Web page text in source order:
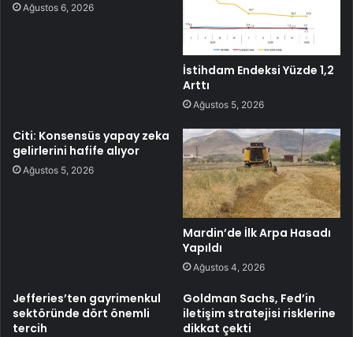
Ağustos 6, 2026
İstihdam Endeksi Yüzde 1,2
Arttı
Ağustos 5, 2026
Citi: Konsensüs yapay zeka
gelirlerini hafife alıyor
Ağustos 5, 2026
Mardin’de İlk Arpa Hasadı
Yapıldı
Ağustos 4, 2026
Jefferies’ten gayrimenkul
sektöründe dört önemli
tercih
Goldman Sachs, Fed’in
iletişim stratejisi risklerine
dikkat çekti